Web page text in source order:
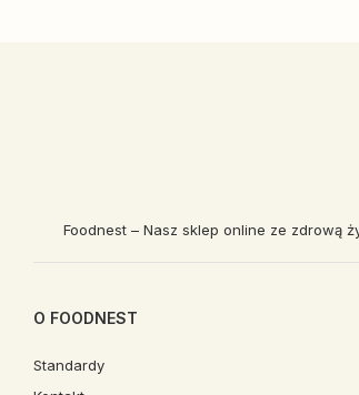
Foodnest – Nasz sklep online ze zdrową
O FOODNEST
Standardy